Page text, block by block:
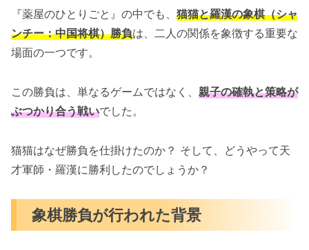
『薬屋のひとりごと』の中でも、 猫猫と羅漢の象棋（シャ
ンチー：中国将棋）勝負は、二人の関係を象徴する重要な
場面の一つです。
この勝負は、単なるゲームではなく、 親子の確執と策略が
ぶつかり合う戦いでした。
猫猫はなぜ勝負を仕掛けたのか？ そして、どうやって天
才軍師・羅漢に勝利したのでしょうか？
象棋勝負が行われた背景